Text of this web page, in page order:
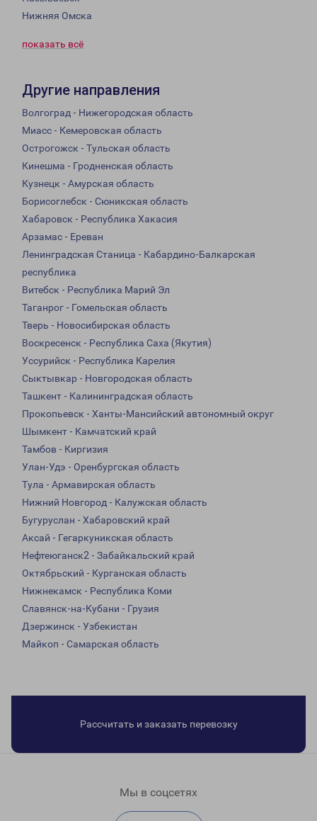
Нижняя Омска
показать всё
Другие направления
Волгоград - Нижегородская область
Миасс - Кемеровская область
Острогожск - Тульская область
Кинешма - Гродненская область
Кузнецк - Амурская область
Борисоглебск - Сюникская область
Хабаровск - Республика Хакасия
Арзамас - Ереван
Ленинградская Станица - Кабардино-Балкарская
республика
Витебск - Республика Марий Эл
Таганрог - Гомельская область
Тверь - Новосибирская область
Воскресенск - Республика Саха (Якутия)
Уссурийск - Республика Карелия
Сыктывкар - Новгородская область
Ташкент - Калининградская область
Прокопьевск - Ханты-Мансийский автономный округ
Шымкент - Камчатский край
Тамбов - Киргизия
Улан-Удэ - Оренбургская область
Тула - Армавирская область
Нижний Новгород - Калужская область
Бугуруслан - Хабаровский край
Аксай - Гегаркуникская область
Нефтеюганск2 - Забайкальский край
Октябрьский - Курганская область
Нижнекамск - Республика Коми
Славянск-на-Кубани - Грузия
Дзержинск - Узбекистан
Майкоп - Самарская область
Рассчитать и заказать перевозку
Мы в соцсетях